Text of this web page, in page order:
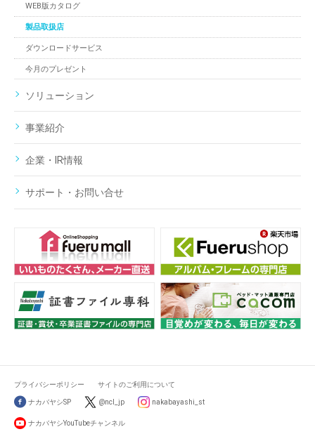
WEB版カタログ
製品取扱店
ダウンロードサービス
今月のプレゼント
ソリューション
事業紹介
企業・IR情報
サポート・お問い合せ
プライバシーポリシー サイトのご利用について
ナカバヤシSP @ncl_jp nakabayashi_st
ナカバヤシYouTubeチャンネル